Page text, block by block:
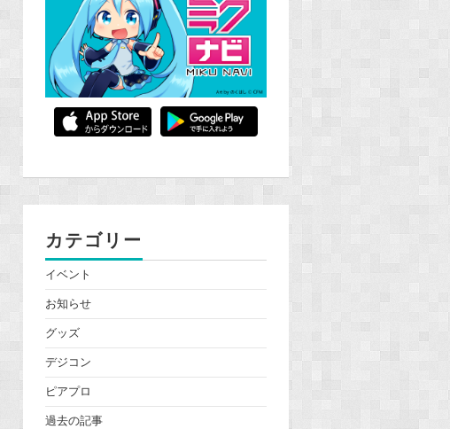
カテゴリー
イベント
お知らせ
グッズ
デジコン
ピアプロ
過去の記事